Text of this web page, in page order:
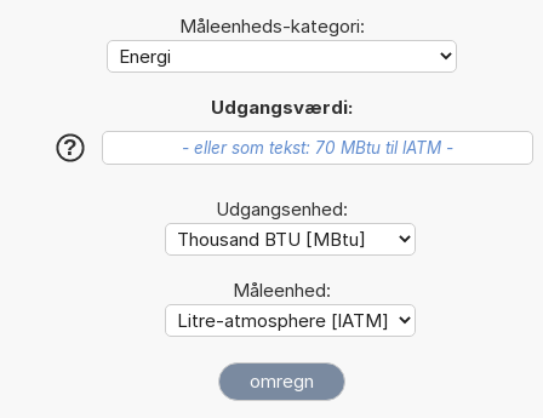
Måleenheds-kategori:
Udgangsværdi:
?
Udgangsenhed:
Måleenhed: